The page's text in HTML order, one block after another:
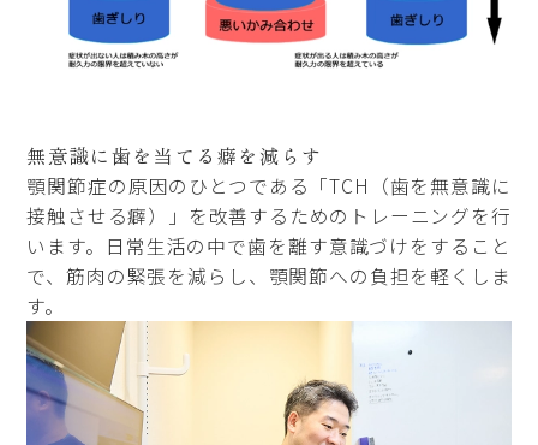
無意識に歯を当てる癖を減らす
顎関節症の原因のひとつである「TCH（歯を無意識に
接触させる癖）」を改善するためのトレーニングを行
います。日常生活の中で歯を離す意識づけをすること
で、筋肉の緊張を減らし、顎関節への負担を軽くしま
す。